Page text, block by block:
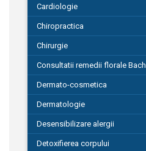
Cardiologie
Chiropractica
Chirurgie
Consultatii remedii florale Bach
Dermato-cosmetica
Dermatologie
Desensibilizare alergii
Detoxifierea corpului